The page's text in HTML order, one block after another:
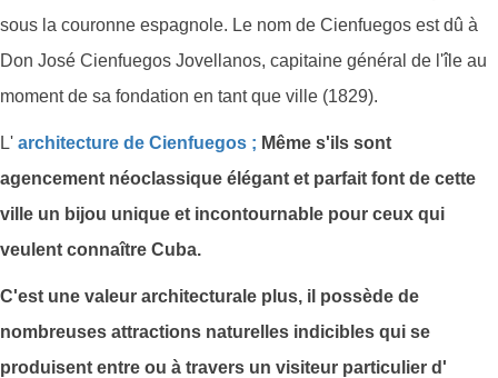
sous la couronne espagnole. Le nom de Cienfuegos est dû à
Don José Cienfuegos Jovellanos, capitaine général de l'île au
moment de sa fondation en tant que ville (1829).
L' architecture de Cienfuegos ; Même s'ils sont
agencement néoclassique élégant et parfait font de cette
ville un bijou unique et incontournable pour ceux qui
veulent connaître Cuba.
C'est une valeur architecturale plus, il possède de
nombreuses attractions naturelles indicibles qui se
produisent entre ou à travers un visiteur particulier d'